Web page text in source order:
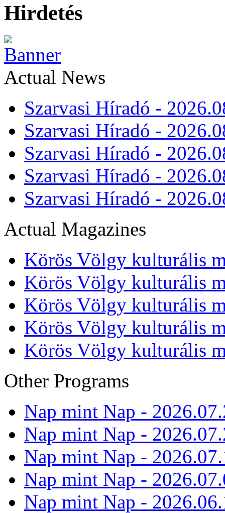
Hirdetés
Actual News
Szarvasi Híradó -
Szarvasi Híradó -
Szarvasi Híradó -
Szarvasi Híradó -
Szarvasi Híradó -
Actual Magazines
Körös Völgy kulturális
Körös Völgy kulturális
Körös Völgy kulturális
Körös Völgy kulturális
Körös Völgy kulturális
Other Programs
Nap mint Nap -
Nap mint Nap -
Nap mint Nap -
Nap mint Nap -
Nap mint Nap -